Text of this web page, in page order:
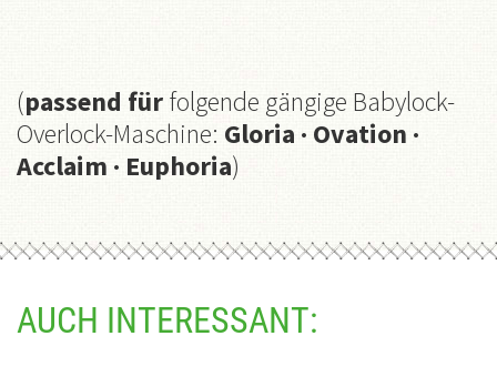
(passend fürfolgende gängige Babylock-
Overlock-Maschine: Gloria · Ovation ·
Acclaim · Euphoria)
AUCH INTERESSANT: